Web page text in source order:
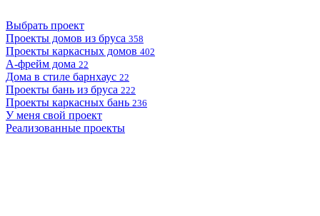
Выбрать проект
Проекты домов из бруса 358
Проекты каркасных домов 402
А-фрейм дома 22
Дома в стиле барнхаус 22
Проекты бань из бруса 222
Проекты каркасных бань 236
У меня свой проект
Реализованные проекты